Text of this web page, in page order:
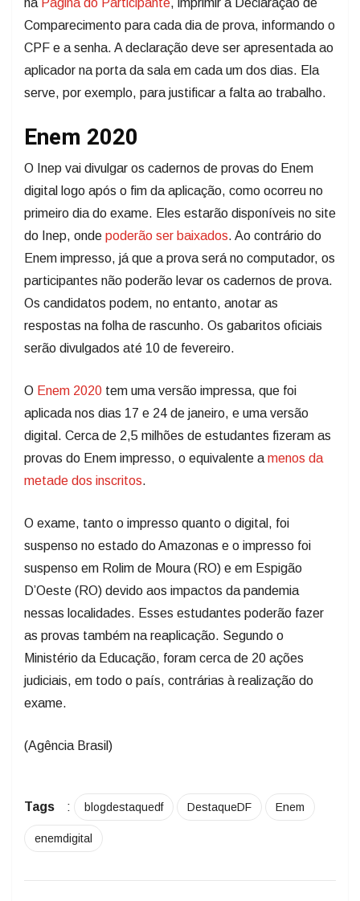
na Página do Participante, imprimir a Declaração de
Comparecimento para cada dia de prova, informando o
CPF e a senha. A declaração deve ser apresentada ao
aplicador na porta da sala em cada um dos dias. Ela
serve, por exemplo, para justificar a falta ao trabalho.
Enem 2020
O Inep vai divulgar os cadernos de provas do Enem
digital logo após o fim da aplicação, como ocorreu no
primeiro dia do exame. Eles estarão disponíveis no site
do Inep, onde poderão ser baixados. Ao contrário do
Enem impresso, já que a prova será no computador, os
participantes não poderão levar os cadernos de prova.
Os candidatos podem, no entanto, anotar as
respostas na folha de rascunho. Os gabaritos oficiais
serão divulgados até 10 de fevereiro.
O Enem 2020 tem uma versão impressa, que foi
aplicada nos dias 17 e 24 de janeiro, e uma versão
digital. Cerca de 2,5 milhões de estudantes fizeram as
provas do Enem impresso, o equivalente amenos da
metade dos inscritos.
O exame, tanto o impresso quanto o digital, foi
suspenso no estado do Amazonas e o impresso foi
suspenso em Rolim de Moura (RO) e em Espigão
D’Oeste (RO) devido aos impactos da pandemia
nessas localidades. Esses estudantes poderão fazer
as provas também na reaplicação. Segundo o
Ministério da Educação, foram cerca de 20 ações
judiciais, em todo o país, contrárias à realização do
exame.
(Agência Brasil)
Tags : blogdestaquedf DestaqueDF Enem
enemdigital